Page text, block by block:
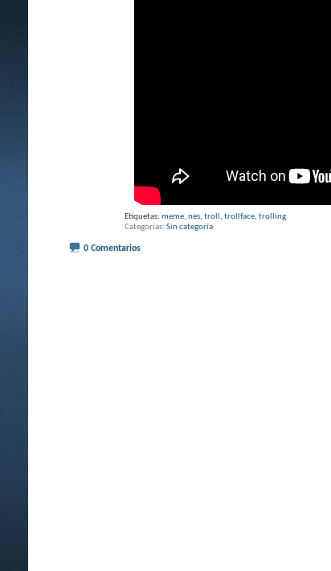
Etiquetas: meme, nes, troll , trollface, trolling
Categorías Sin categoría
0 Comentarios